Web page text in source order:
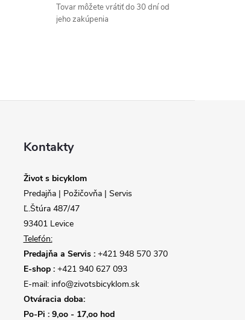
Tovar môžete vrátiť do 30 dní od
jeho zakúpenia
Kontakty
Život s bicyklom
Predajňa | Požičovňa | Servis
Ľ.Štúra 487/47
93401 Levice
Telefón:
Predajňa a Servis :+421 948 570 370
E-shop : +421 940 627 093
E-mail: info@zivotsbicyklom.sk
Otváracia doba:
Po-Pi : 9,oo - 17,oo hod